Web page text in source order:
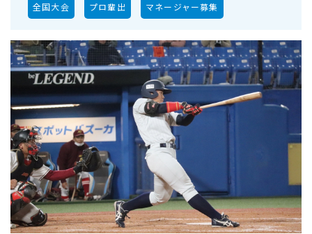
全国大会 プロ輩出 マネージャー募集